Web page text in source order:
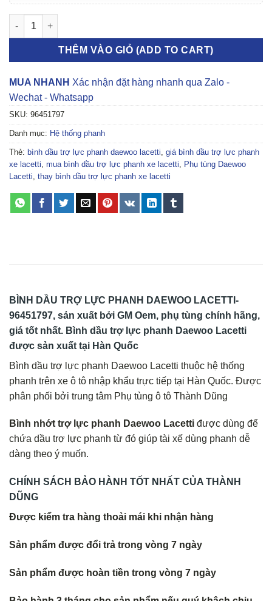
BÌNH DẦU TRỢ LỰC PHANH DAEWOO LACETTI số lượng
THÊM VÀO GIỎ (ADD TO CART)
MUA NHANH Xác nhận đặt hàng nhanh qua Zalo -
Wechat - Whatsapp
SKU: 96451797
Danh mục: Hệ thống phanh
Thẻ: bình dầu trợ lực phanh daewoo lacetti giá bình dầu trợ lực phanh
xe lacetti mua bình dầu trợ lực phanh xe lacetti
Phụ tùng Daewoo
Lacetti thay bình dầu trợ lực phanh xe lacetti
BÌNH DẦU TRỢ LỰC PHANH DAEWOO LACETTI-
96451797, sản xuất bởi GM Oem, phụ tùng chính hãng,
giá tốt nhất. Bình dầu trợ lực phanh Daewoo Lacetti
được sản xuất tại Hàn Quốc
Bình dầu trợ lực phanh Daewoo Lacetti thuộc hệ thống
phanh trên xe ô tô nhập khẩu trực tiếp tại Hàn Quốc. Được
phân phối bởi trung tâm Phụ tùng ô tô Thành Dũng
Bình nhớt trợ lực phanh Daewoo Lacetti được dùng để
chứa dầu trợ lực phanh từ đó giúp tài xế dùng phanh dễ
dàng theo ý muốn.
CHÍNH SÁCH BẢO HÀNH TỐT NHẤT CỦA THÀNH
DŨNG
Được kiểm tra hàng thoải mái khi nhận hàng
Sản phẩm được đổi trả trong vòng 7 ngày
Sản phẩm được hoàn tiền trong vòng 7 ngày